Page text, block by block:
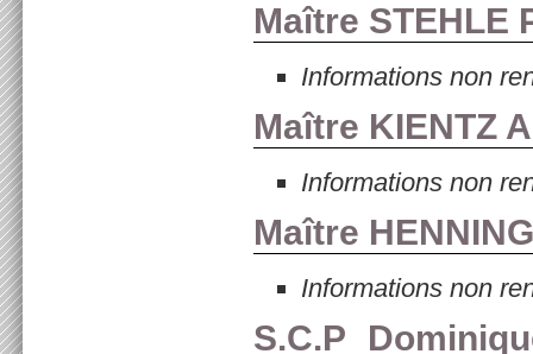
Maître STEHLE
Informations non
Maître KIENTZ
Informations non
Maître
Informations non
S.C.P